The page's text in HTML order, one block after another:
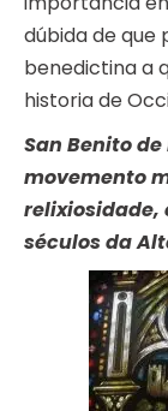
dúbida de que
benedictina a
historia de
San Benito
movemento
relixiosidade,
séculos da